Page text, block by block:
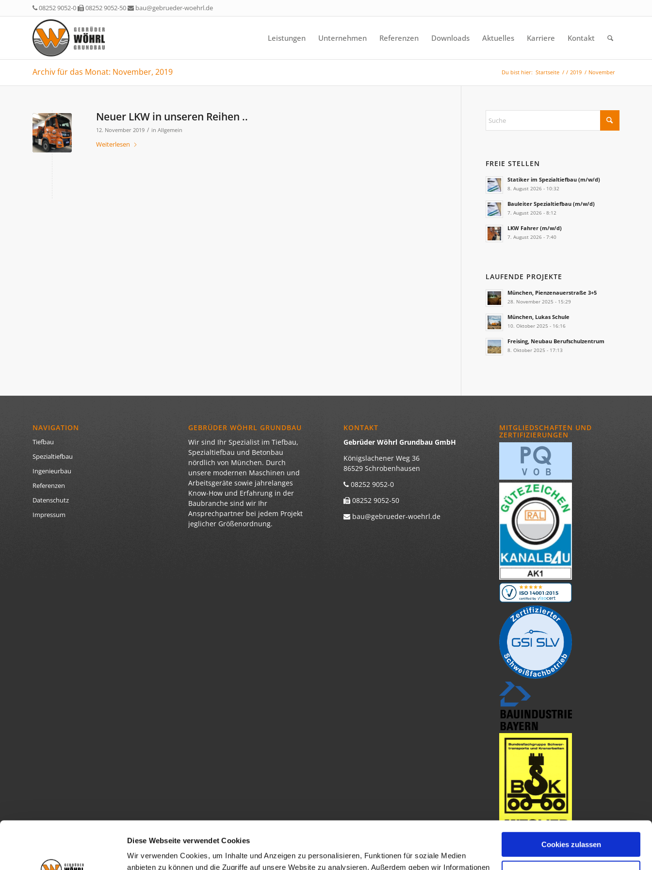
Diese Webseite verwendet Cookies
Wir verwenden Cookies, um Inhalte und Anzeigen zu personalisieren, Funktionen für soziale Medien
anbieten zu können und die Zugriffe auf unsere Website zu analysieren. Außerdem geben wir Informationen
Cookies zulassen
08252 9052-0 08252 9052-50 bau@gebrueder-woehrl.de
Leistungen Unternehmen Referenzen Downloads Aktuelles Karriere Kontakt
Archiv für das Monat: November, 2019 Du bist hier: Startseite / / 2019 / November
Neuer LKW in unseren Reihen ..
12. November 2019 / in Allgemein
Weiterlesen
FREIE STELLEN
Statiker im Spezialtiefbau (m/w/d)
8. August 2026 - 10:32
Bauleiter Spezialtiefbau (m/w/d)
7. August 2026 - 8:12
LKW Fahrer (m/w/d)
7. August 2026 - 7:40
LAUFENDE PROJEKTE
München, Pienzenauerstraße 3+5
28. November 2025 - 15:29
München, Lukas Schule
10. Oktober 2025 - 16:16
Freising, Neubau Berufschulzentrum
8. Oktober 2025 - 17:13
NAVIGATION
Tiefbau
Spezialtiefbau
Ingenieurbau
Referenzen
Datenschutz
Impressum
GEBRÜDER WÖHRL GRUNDBAU
Wir sind Ihr Spezialist im Tiefbau,
Spezialtiefbau und Betonbau
nördlich von München. Durch
unsere modernen Maschinen und
Arbeitsgeräte sowie jahrelanges
Know-How und Erfahrung in der
Baubranche sind wir Ihr
Ansprechpartner bei jedem Projekt
jeglicher Größenordnung.
KONTAKT
Gebrüder Wöhrl Grundbau GmbH
Königslachener Weg 36
86529 Schrobenhausen
08252 9052-0
08252 9052-50
bau@gebrueder-woehrl.de
MITGLIEDSCHAFTEN UND
ZERTIFIZIERUNGEN